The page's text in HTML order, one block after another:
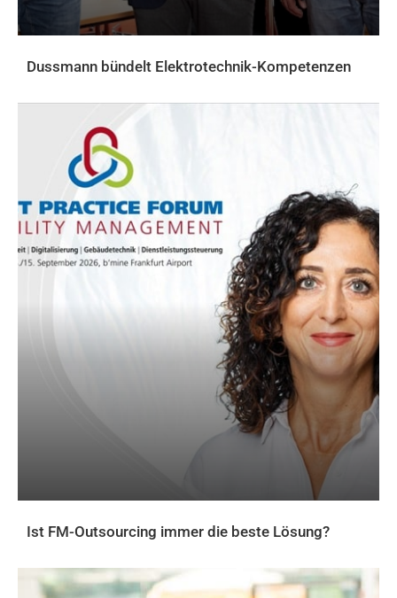
Dussmann bündelt Elektrotechnik-Kompetenzen
Ist FM-Outsourcing immer die beste Lösung?